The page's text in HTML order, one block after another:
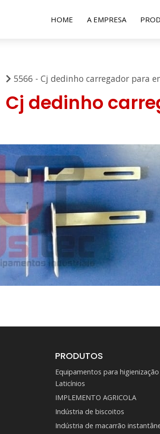
HOME A EMPRESA
5566 - Cj dedinho carregador para
Cj dedinho
PRODUTOS
Equipamentos para higienização
Laticínios
IMPLEMENTO AGRICOLA
Indústria de biscoitos
Indústria de macarrão